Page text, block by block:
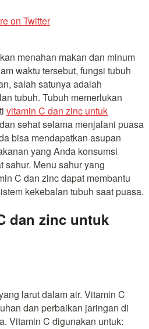
on Twitter
menahan makan dan minum
waktu tersebut, fungsi tubuh
salah satunya adalah
tubuh. Tubuh memerlukan
vitamin C dan zinc untuk
dan sehat selama menjalani puasa
bisa mendapatkan asupan
yang Anda konsumsi
sahur. Menu sahur yang
C dan zinc dapat membantu
kekebalan tubuh saat puasa.
dan zinc untuk
larut dalam air. Vitamin C
dan perbaikan jaringan di
Vitamin C digunakan untuk: